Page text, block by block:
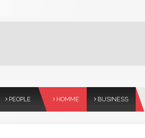
PEOPLE HOMME BUSINESS